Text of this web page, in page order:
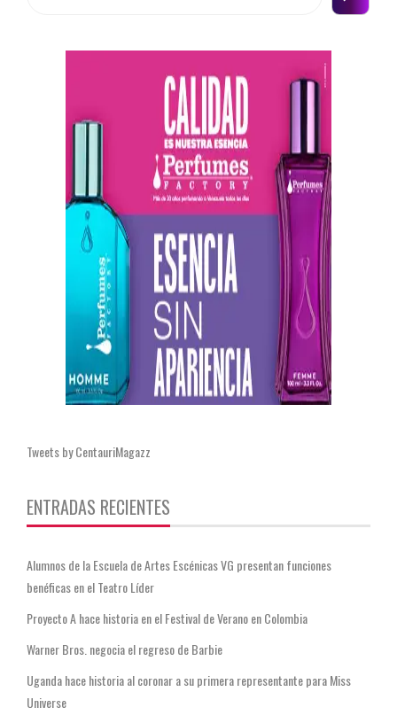
Tweets by CentauriMagazz
ENTRADAS RECIENTES
Alumnos de la Escuela de Artes Escénicas VG presentan funciones
benéficas en el Teatro Líder
Proyecto A hace historia en el Festival de Verano en Colombia
Warner Bros. negocia el regreso de Barbie
Uganda hace historia al coronar a su primera representante para Miss
Universe